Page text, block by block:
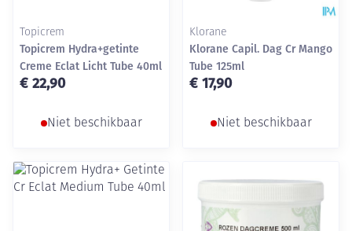
Topicrem
Topicrem Hydra+getinte
Creme Eclat Licht Tube 40ml
€ 22,90
Niet beschikbaar
Klorane
Klorane Capil. Dag Cr Mango
Tube 125ml
€ 17,90
Niet beschikbaar